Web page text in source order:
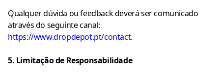
Qualquer dúvida ou feedback deverá ser comunicado
através do seguinte canal:
https://www.dropdepot.pt/contact.
5. Limitação de Responsabilidade